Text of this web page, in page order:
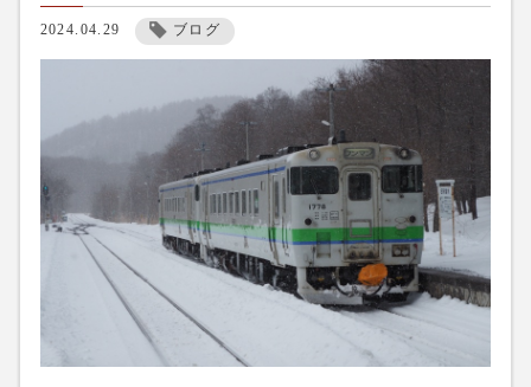
でも良いのですが、小池都知事が応援している候補者
が東京で落ちたという事は、やっと小池都知事の化け
の皮が剥がれて皆さんもわかってきたという事です。
だからと言って立憲民主が調子に乗っても困るんです
が。一体これからどうなっちゃうんでしょう？
2024.04.29 ブログ